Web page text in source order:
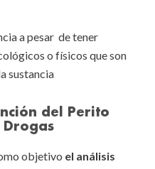
a pesar de tener
o físicos que son
sustancia
del Perito
Drogas
objetivo el análisis